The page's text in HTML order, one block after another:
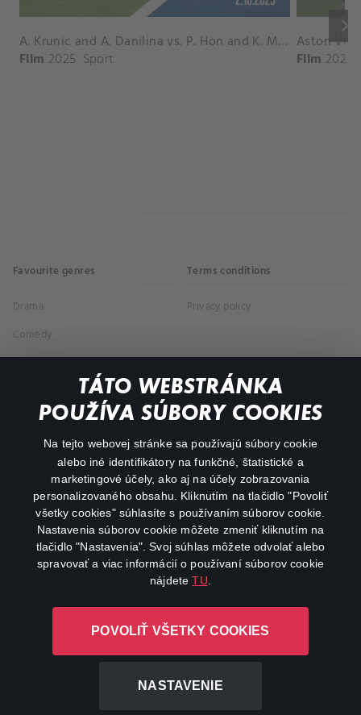
TÁTO WEBSTRÁNKA
POUŽÍVA SÚBORY COOKIES
Na tejto webovej stránke sa používajú súbory cookie
alebo iné identifikátory na funkčné, štatistické a
marketingové účely, ako aj na účely zobrazovania
personalizovaného obsahu. Kliknutím na tlačidlo "Povoliť
všetky cookies" súhlasíte s používaním súborov cookie.
Nastavenia súborov cookie môžete zmeniť kliknutím na
tlačidlo "Nastavenia". Svoj súhlas môžete odvolať alebo
spravovať a viac informácií o používaní súborov cookie
nájdeteTU
POVOLIŤ VŠETKY COOKIES
NASTAVENIE
keyboard_arrow_right
A. Krunic and A. Danilina vs. P. Hon and K. Muchova Match Highlights - BEIJING_Capital Group Diamond ( October 02, 2025)
Film 2025 Sport Film 2026
Favourite genres
Drama
Comedy
Terms conditions
Privacy policy
My profile
Important links
Canal+ Luxembourg S. à r.l. so sídlom Rue Albert Borschette 4,